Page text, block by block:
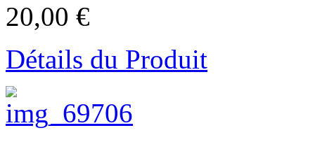
20,00 €
Détails du Produit